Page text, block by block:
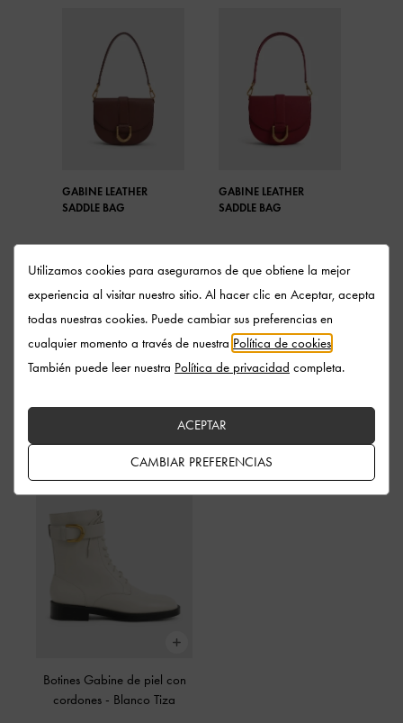
GABINE LEATHER
SADDLE BAG
GABINE LEATHER
SADDLE BAG
COMPARTIR
Comprar The Story
Botines Gabine de piel con
cordones - Blanco Tiza
Utilizamos cookies para asegurarnos de que obtiene la mejor
experiencia al visitar nuestro sitio. Al hacer clic en Aceptar, acepta
todas nuestras cookies. Puede cambiar sus preferencias en
cualquier momento a través de nuestra Política de cookies
También puede leer nuestra Política de privacidad completa.
CAMBIAR PREFERENCIAS
ACEPTAR